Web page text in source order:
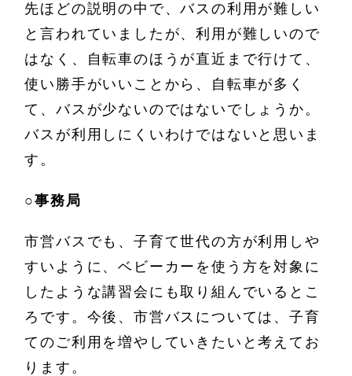
先ほどの説明の中で、バスの利用が難しい
と言われていましたが、利用が難しいので
はなく、自転車のほうが直近まで行けて、
使い勝手がいいことから、自転車が多く
て、バスが少ないのではないでしょうか。
バスが利用しにくいわけではないと思いま
す。
○事務局
市営バスでも、子育て世代の方が利用しや
すいように、ベビーカーを使う方を対象に
したような講習会にも取り組んでいるとこ
ろです。今後、市営バスについては、子育
てのご利用を増やしていきたいと考えてお
ります。